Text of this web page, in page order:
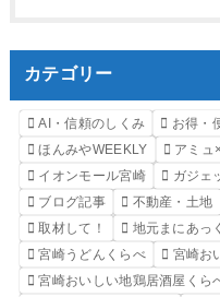
カテゴリー
AI・信頼のしくみ お得・
ほんみやWEEKLY
アミュ
イオンモール宮崎
ガジェ
ブログ記事
不動産・土地
取材して！
地元まにあっく
宮崎うどんくらべ
宮崎お
宮崎おいしい地鶏居酒屋くら